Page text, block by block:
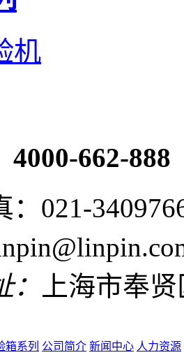
机
4000-662-888
：021-
上海市奉
箱系列 公司简介 新闻中心 人力资源